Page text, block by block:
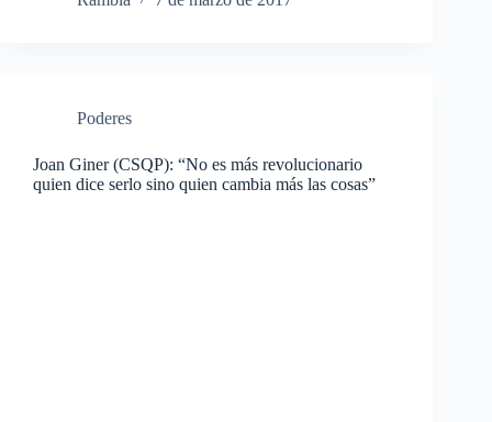
Poderes
Joan Giner (CSQP): “No es más revolucionario
quien dice serlo sino quien cambia más las cosas”